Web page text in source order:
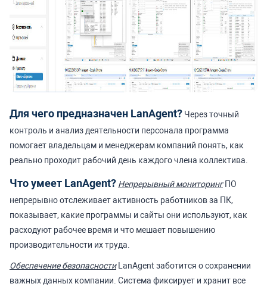
Для чего предназначен LanAgent? Через точный
контроль и анализ деятельности персонала программа
помогает владельцам и менеджерам компаний понять, как
реально проходит рабочий день каждого члена коллектива.
Что умеет LanAgent? Непрерывный мониторингПО
непрерывно отслеживает активность работников за ПК,
показывает, какие программы и сайты они используют, как
расходуют рабочее время и что мешает повышению
производительности их труда.
Обеспечение безопасностиLanAgent заботится о сохранении
важных данных компании. Система фиксирует и хранит все